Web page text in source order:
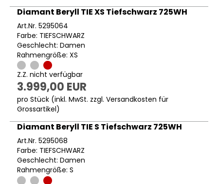
Diamant Beryll TIE XS Tiefschwarz 725WH
Art.Nr. 5295064
Farbe: TIEFSCHWARZ
Geschlecht: Damen
Rahmengröße: XS
Z.Z. nicht verfügbar
3.999,00 EUR
pro Stück (inkl. MwSt. zzgl. Versandkosten für
Grossartikel)
Diamant Beryll TIE S Tiefschwarz 725WH
Art.Nr. 5295068
Farbe: TIEFSCHWARZ
Geschlecht: Damen
Rahmengröße: S